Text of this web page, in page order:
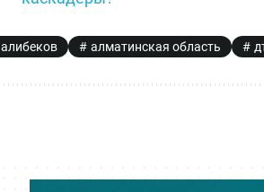
алибеков алматинская область